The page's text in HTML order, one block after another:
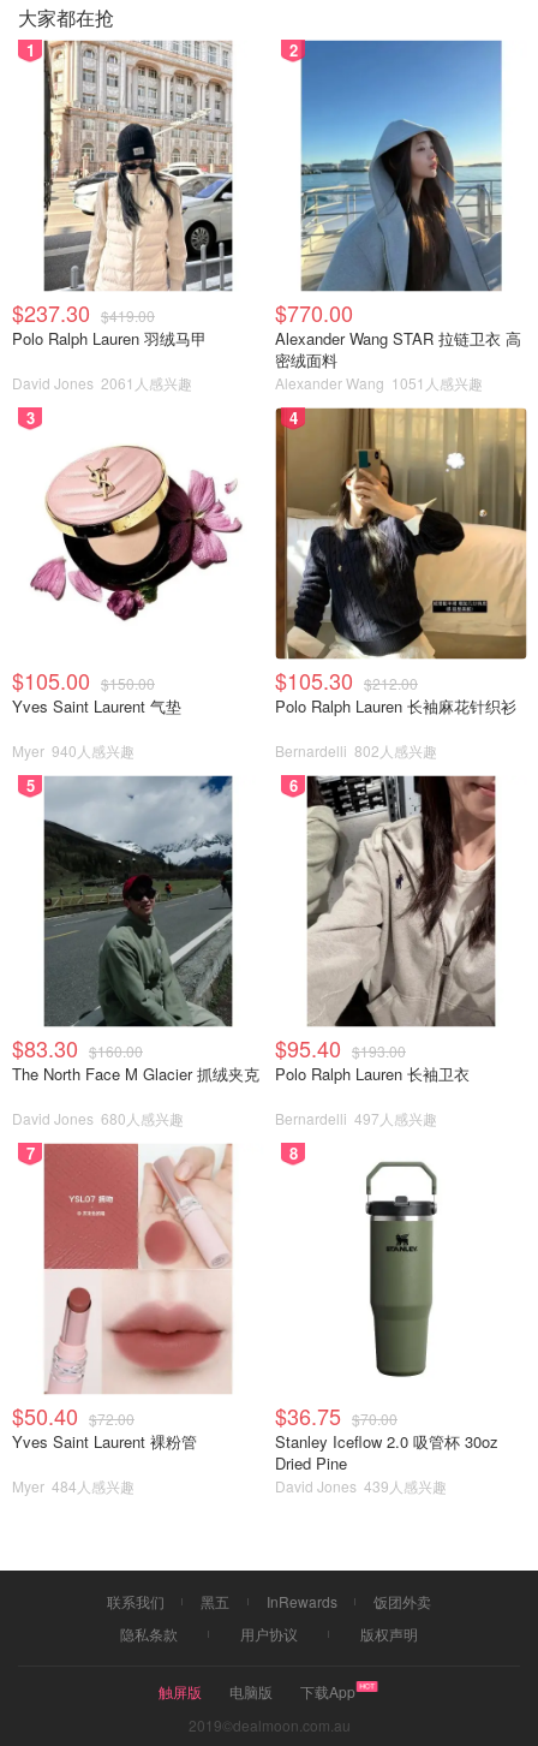
還要風高浪急多次嘗試埋岸都不成功
大家都在抢
1
$237.30 $419.00
Polo Ralph Lauren 羽绒马甲
David Jones 2061人感兴趣
2
$770.00
Alexander Wang STAR 拉链卫衣 高
密绒面料
Alexander Wang 1051人感兴趣
3
$105.00 $150.00
Yves Saint Laurent 气垫
Myer 940人感兴趣
4
$105.30 $212.00
Polo Ralph Lauren 长袖麻花针织衫
Bernardelli 802人感兴趣
5
$83.30 $160.00
The North Face M Glacier 抓绒夹克
David Jones 680人感兴趣
6
$95.40 $193.00
Polo Ralph Lauren 长袖卫衣
Bernardelli 497人感兴趣
7
$50.40 $72.00
Yves Saint Laurent 裸粉管
Myer 484人感兴趣
8
$36.75 $70.00
Stanley Iceflow 2.0 吸管杯 30oz
Dried Pine
David Jones 439人感兴趣
联系我们 黑五 InRewards
饭团外卖
隐私条款
用户协议 版权声明
触屏版 电脑版
下载App
2019©dealmoon.com.au